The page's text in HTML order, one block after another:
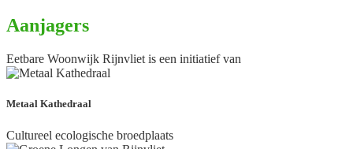
Aanjagers
Eetbare Woonwijk Rijnvliet is een initiatief van
Metaal Kathedraal
Cultureel ecologische broedplaats